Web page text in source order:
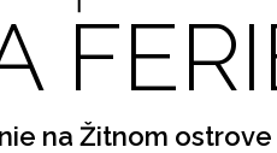
na Žitnom ostrove